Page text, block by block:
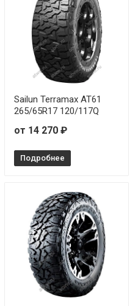
Sailun Terramax AT61
265/65R17 120/117Q
от 14 270 ₽
Подробнее